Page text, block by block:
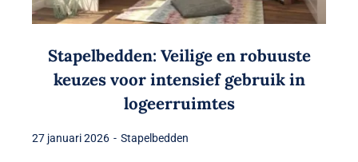
Stapelbedden: Veilige en robuuste
keuzes voor intensief gebruik in
logeerruimtes
27 januari 2026 - Stapelbedden